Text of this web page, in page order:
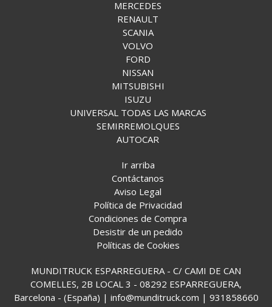
MERCEDES
RENAULT
SCANIA
VOLVO
FORD
NISSAN
MITSUBISHI
ISUZU
UNIVERSAL TODAS LAS MARCAS
SEMIRREMOLQUES
AUTOCAR
Ir arriba
Contáctanos
Aviso Legal
Política de Privacidad
Condiciones de Compra
Desistir de un pedido
Políticas de Cookies
MUNDITRUCK ESPARREGUERA - C/ CAMI DE CAN
COMELLES, 2B LOCAL 3 - 08292 ESPARREGUERA,
Barcelona - (España) | info@munditruck.com | 931858660